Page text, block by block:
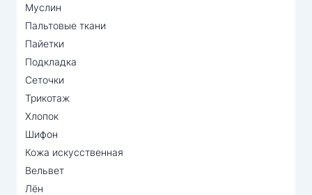
Муслин
Пальтовые ткани
Пайетки
Подкладка
Сеточки
Трикотаж
Хлопок
Шифон
Кожа искусственная
Вельвет
Лён